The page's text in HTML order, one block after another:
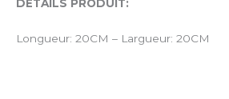
DETAILS PRODUIT:
Longueur: 20CM – Largueur: 20CM